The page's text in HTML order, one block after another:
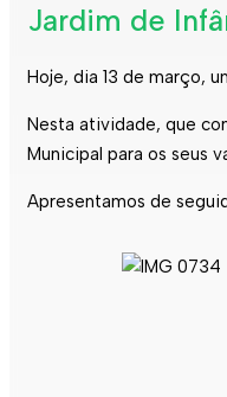
Jardim de
Hoje, dia 13 de março,
Nesta atividade, que
Municipal para os seus
Apresentamos de